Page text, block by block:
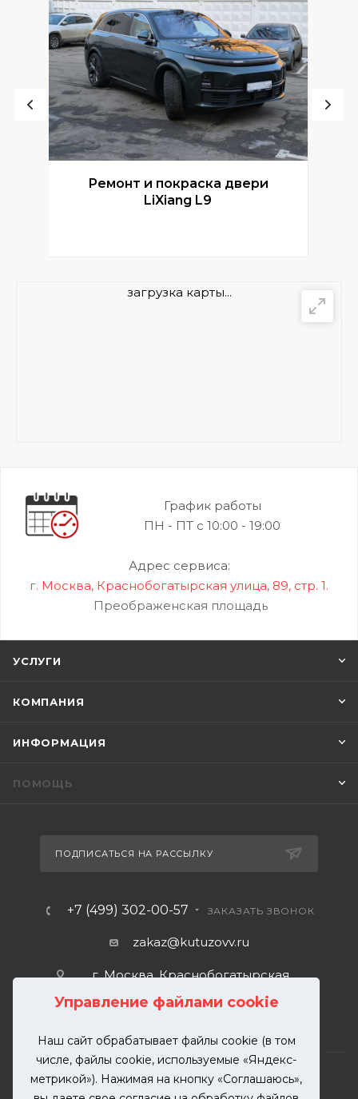
Управление файлами cookie
Наш сайт обрабатывает файлы cookie (в том
числе, файлы cookie, используемые «Яндекс-
метрикой»). Нажимая на кнопку «Соглашаюсь»,
Ремонт и покраска двери
LiXiang L9
загрузка карты...
График работы
ПН - ПТ с 10:00 - 19:00
Адрес сервиса:
г. Москва, Краснобогатырская улица, 89, стр. 1.
Преображенская площадь
УСЛУГИ
КОМПАНИЯ
ИНФОРМАЦИЯ
ПОМОЩЬ
ПОДПИСАТЬСЯ НА РАССЫЛКУ
+7 (499) 302-00-57 ЗАКАЗАТЬ ЗВОНОК
zakaz@kutuzovv.ru
г. Москва, Краснобогатырская